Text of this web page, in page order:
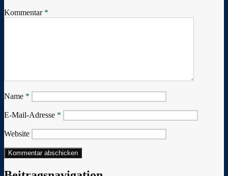
Kommentar *
Name *
E-Mail-Adresse *
Website